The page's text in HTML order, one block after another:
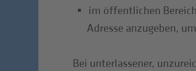
im öffentlichen
Adresse anzugeben,
Bei unterlassener,